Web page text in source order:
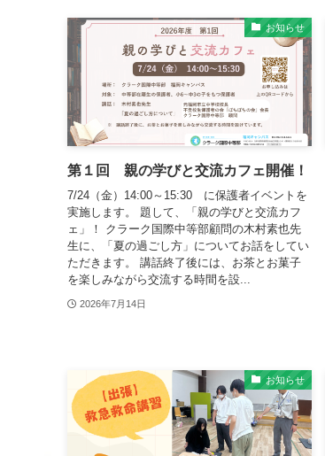
お知らせ
第１回 親の学びと交流カフェ開催！
7/24（金）14:00～15:30 に保護者イベントを
実施します。 題して、「親の学びと交流カフ
ェ」！ クラーク国際中等部顧問の木村素也先
生に、「夏の過ごし方」についてお話をしてい
ただきます。 講話終了後には、お茶とお菓子
を楽しみながら交流する時間を設...
2026年7月14日
お知らせ